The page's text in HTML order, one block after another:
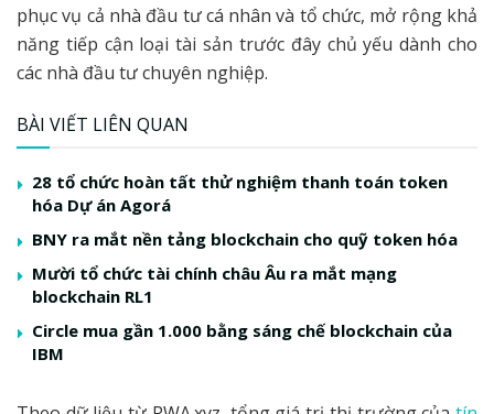
phục vụ cả nhà đầu tư cá nhân và tổ chức, mở rộng khả
năng tiếp cận loại tài sản trước đây chủ yếu dành cho
các nhà đầu tư chuyên nghiệp.
BÀI VIẾT LIÊN QUAN
28 tổ chức hoàn tất thử nghiệm thanh toán token
hóa Dự án Agorá
BNY ra mắt nền tảng blockchain cho quỹ token hóa
Mười tổ chức tài chính châu Âu ra mắt mạng
blockchain RL1
Circle mua gần 1.000 bằng sáng chế blockchain của
IBM